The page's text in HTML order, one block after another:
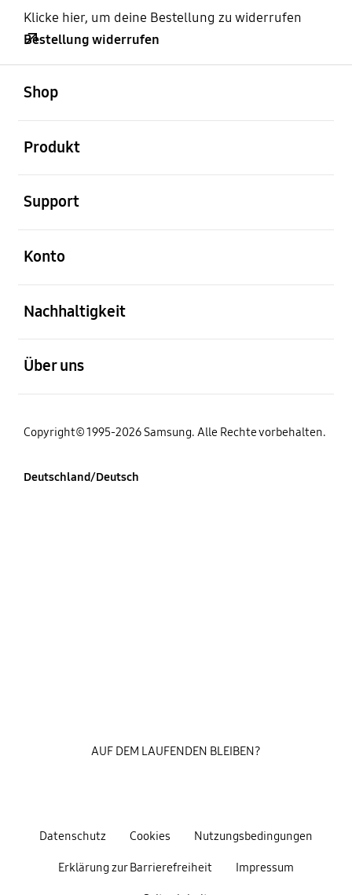
Klicke hier, um deine Bestellung zu widerrufen
Bestellung widerrufen
Shop
Produkt
Support
Konto
Nachhaltigkeit
Über uns
Copyright© 1995-2026 Samsung. Alle Rechte vorbehalten.
Deutschland/Deutsch
Datenschutz Cookies Nutzungsbedingungen
Erklärung zur Barrierefreiheit Impressum
AUF DEM LAUFENDEN BLEIBEN?